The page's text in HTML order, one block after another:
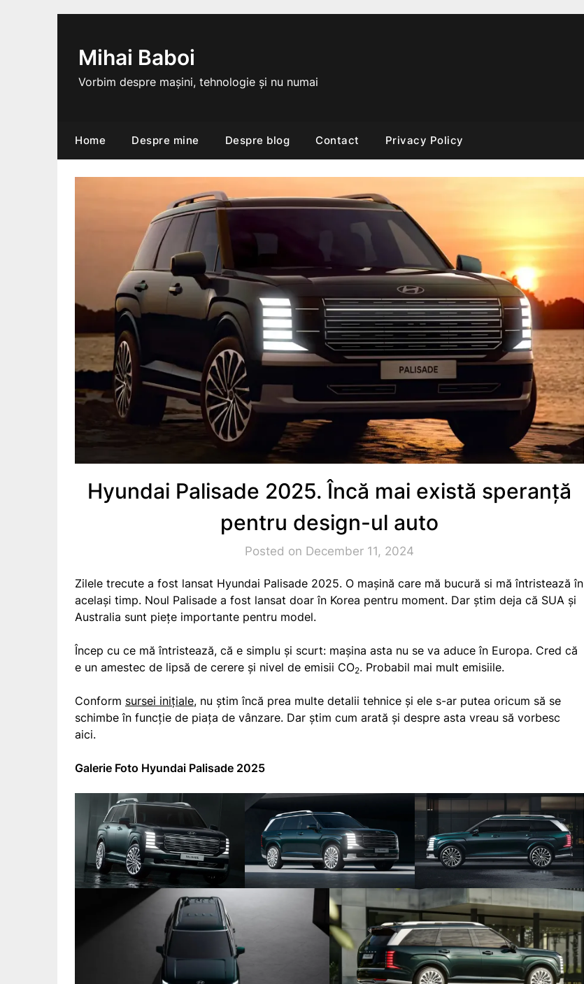
Mihai Baboi
Vorbim despre mașini, tehnologie și nu numai
Home Despre mine Despre blog Contact Privacy Policy
Hyundai Palisade 2025. Încă mai există speranță
pentru design-ul auto
Posted on December 11, 2024
Zilele trecute a fost lansat Hyundai Palisade 2025. O mașină care mă bucură si mă întristează în
același timp. Noul Palisade a fost lansat doar în Korea pentru moment. Dar știm deja că SUA și
Australia sunt piețe importante pentru model.
Încep cu ce mă întristează, că e simplu și scurt: mașina asta nu se va aduce în Europa. Cred că
e un amestec de lipsă de cerere și nivel de emisii CO2. Probabil mai mult emisiile.
Conform sursei inițiale, nu știm încă prea multe detalii tehnice și ele s-ar putea oricum să se
schimbe în funcție de piața de vânzare. Dar știm cum arată și despre asta vreau să vorbesc
aici.
Galerie Foto Hyundai Palisade 2025